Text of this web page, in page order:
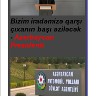
Bizim iradəmizə qarşı
çıxanın başı əziləcək
- Azərbaycan
Prezidenti